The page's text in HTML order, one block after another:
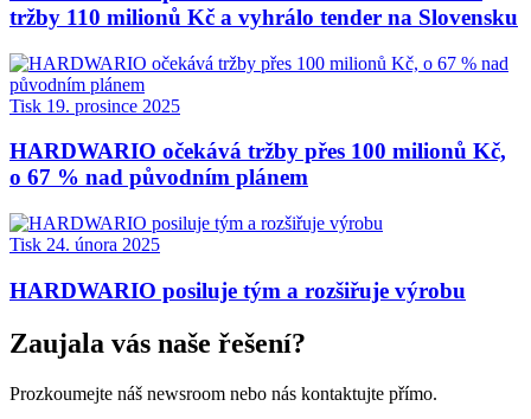
tržby 110 milionů Kč a vyhrálo tender na Slovensku
Tisk 19. prosince 2025
HARDWARIO očekává tržby přes 100 milionů Kč,
o 67 % nad původním plánem
Tisk 24. února 2025
HARDWARIO posiluje tým a rozšiřuje výrobu
Zaujala vás naše řešení?
Prozkoumejte náš newsroom nebo nás kontaktujte přímo.